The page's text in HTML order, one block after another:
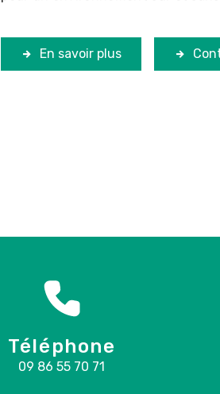
En savoir plus
Téléphone
09 86 55 70 71